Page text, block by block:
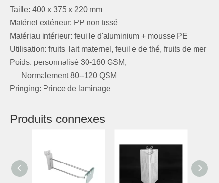
Taille: 400 x 375 x 220 mm
Matériel extérieur: PP non tissé
Matériau intérieur: feuille d'aluminium + mousse PE
Utilisation: fruits, lait maternel, feuille de thé, fruits de mer
Poids: personnalisé 30-160 GSM,
Normalement 80--120 QSM
Pringing: Prince de laminage
Produits connexes